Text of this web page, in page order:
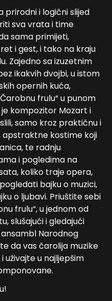
prirodni i logični slijed
sva vrata i time
sama primijeti,
i gest, i tako na kraju
Zajedno sa izuzetnim
ikakvih dvojbi, u istom
opernih kuća,
frulu“ u punom
kompozitor Mozart i
samo kroz praktičnu i
apstraktne kostime koji
te radnju
i pogledima na
koliko traje opera,
bajku o muzici,
o ljubavi. Priuštite sebi
frulu“, u jednom od
slušajući i gledajući
Narodnog
da vas čarolija muzike
uživajte u najljepšim